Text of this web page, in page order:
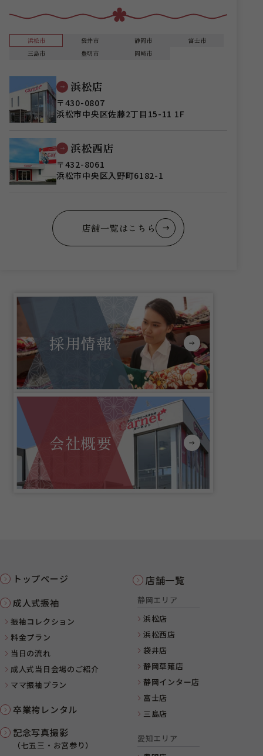
浜松市 袋井市 静岡市
富士市
三島市
豊明市 岡崎市
浜松店
〒430-0807
浜松市中央区佐藤2丁目15-11 1F
浜松西店
〒432-8061
浜松市中央区入野町6182-1
店舗一覧はこちら
採用情報
会社概要
トップページ
成人式振袖
振袖コレクション
料金プラン
当日の流れ
成人式当日会場のご紹介
ママ振袖プラン
卒業袴レンタル
記念写真撮影
（七五三・お宮参り）
店舗一覧
静岡エリア
浜松店
浜松西店
袋井店
静岡草薙店
静岡インター店
富士店
三島店
愛知エリア